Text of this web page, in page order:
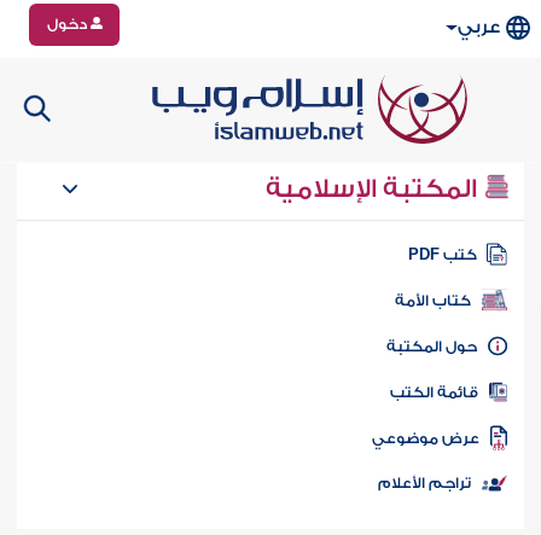
عربي دخول
المكتبة الإسلامية
كتب PDF
كتاب الأمة
المكتبة
الكتب
موضوعي